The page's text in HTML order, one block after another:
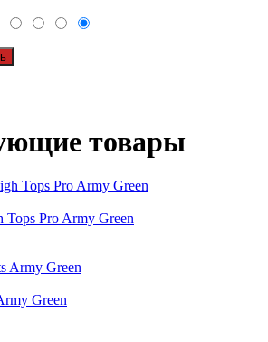
товары
Pro Army Green
Green